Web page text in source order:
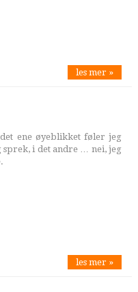
les mer »
ene øyeblikket føler jeg
sprek, i det andre … nei, jeg
les mer »